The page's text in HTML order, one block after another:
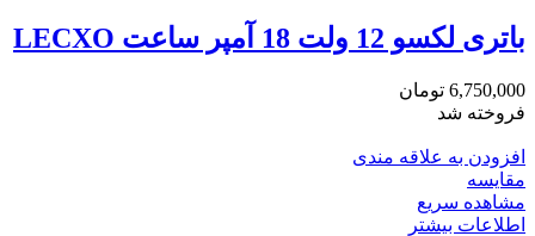
باتری لکسو 12 ولت 18 آمپر ساعت LECXO
6,750,000 تومان
فروخته شد
افزودن به علاقه مندی
مقایسه
مشاهده سریع
اطلاعات بیشتر